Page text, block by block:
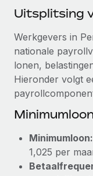
Lever en track
Entiteiten
Stel snel
Mobiliteit en
Plaats
Secundaire
Eenvoudig
beheren
Global Payroll
EOR en PEO
Contractor
Belastingen
Naar de blog
BLOG
Uitsplitsing
Werkgevers in
nationale
lonen,
Hieronder volgt
Minimumloon:
1,025 per